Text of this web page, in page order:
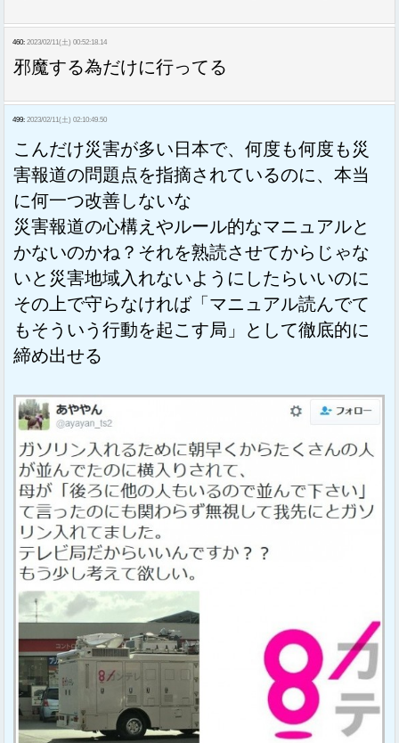
460: 2023/02/11(土) 00:52:18.14
邪魔する為だけに行ってる
499: 2023/02/11(土) 02:10:49.50
こんだけ災害が多い日本で、何度も何度も災
害報道の問題点を指摘されているのに、本当
に何一つ改善しないな
災害報道の心構えやルール的なマニュアルと
かないのかね？それを熟読させてからじゃな
いと災害地域入れないようにしたらいいのに
その上で守らなければ「マニュアル読んでて
もそういう行動を起こす局」として徹底的に
締め出せる